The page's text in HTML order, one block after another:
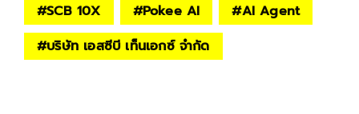
#SCB 10X #Pokee AI #AI Agent
#บริษัท เอสซีบี เท็นเอกซ์ จำกัด